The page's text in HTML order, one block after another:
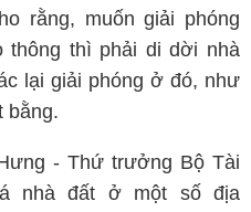
rằng, muốn giải phóng
thông thì phải di dời nhà
lại giải phóng ở đó, như
bằng.
- Thứ trưởng Bộ Tài
nhà đất ở một số địa